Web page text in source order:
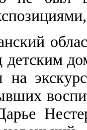
детским
на